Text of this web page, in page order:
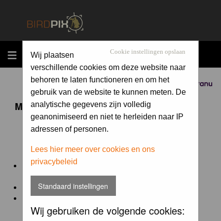
MENU
Sponsored by
Cookie instellingen opslaan
Wij plaatsen
verschillende cookies om deze website naar
behoren te laten functioneren en om het
gebruik van de website te kunnen meten. De
analytische gegevens zijn volledig
geanonimiseerd en niet te herleiden naar IP
adressen of personen.
Lees hier meer over cookies en ons
privacybeleid
Standaard instellingen
Wij gebruiken de volgende cookies:
Maandopdracht 'lentekriebels'
De maandopdracht van Birdpix is een competitie voor
en door de Birdpix fotografen community:
Het onderwerp van de opdracht wordt bepaald door de
winnaar van de laatste maandopdracht
De community nomineert de winnaar.
Geregistreerde gebruikers van Birdpix kunnen onder
deze voorwaardendeelnemen.